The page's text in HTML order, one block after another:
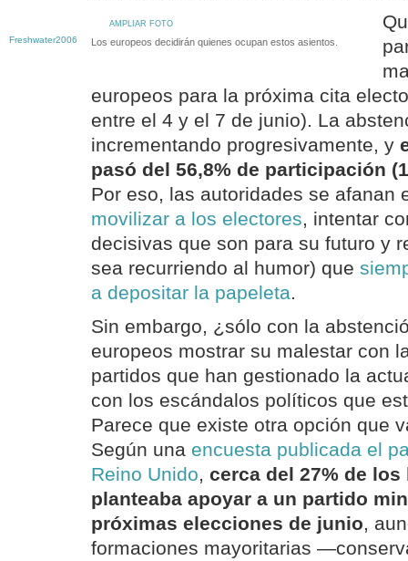
AMPLIAR FOTO
Freshwater2006 Los europeos decidirán quienes ocupan estos asientos.
europeos para la próxima cita
entre el 4 y el 7 de junio). La
incrementando progresivamente, y
pasó del 56,8% de participación
Por eso, las autoridades se afanan
movilizar a los electores, intentar
decisivas que son para su futuro y
sea recurriendo al humor) que
a depositar la papeleta.
Sin embargo, ¿sólo con la
europeos mostrar su malestar con
partidos que han gestionado la
con los escándalos políticos que
Parece que existe otra opción que
Según una encuesta publicada el
Reino Unido, cerca del 27% de
planteaba apoyar a un partido
próximas elecciones de junio,
formaciones mayoritarias